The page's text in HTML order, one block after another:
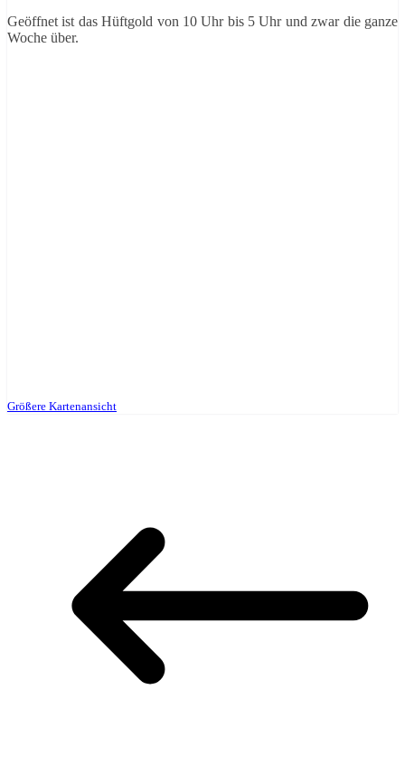
Geöffnet ist das Hüftgold von 10 Uhr bis 5 Uhr und zwar die ganze
Woche über.
Größere Kartenansicht